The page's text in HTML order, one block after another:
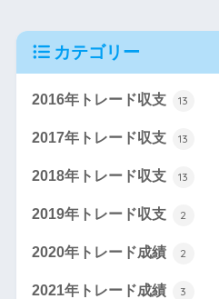
カテゴリー
2016年トレード収支 13
2017年トレード収支 13
2018年トレード収支 13
2019年トレード収支 2
2020年トレード成績 2
2021年トレード成績 3